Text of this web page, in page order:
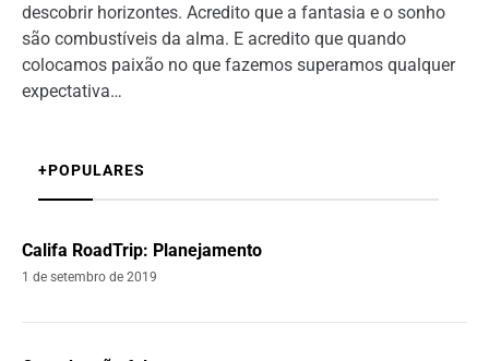
descobrir horizontes. Acredito que a fantasia e o sonho
são combustíveis da alma. E acredito que quando
colocamos paixão no que fazemos superamos qualquer
expectativa…
+POPULARES
Califa RoadTrip: Planejamento
1 de setembro de 2019